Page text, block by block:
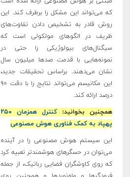
که می‌تواند این مشکل را برطرف کند. این
روش قادر به تشخیص دادن تفاوت‌های
ظریف در الگوهای مولکولی است که
سیگنال‌های بیولوژیکی را حتی در
نمونه‌هایی با قدمت صدها میلیون سال
نشان می‌دهند. براساس تحقیقات جدید،
این مکانیسم می‌تواند نتایج را با دقت ۹۰
درصد ارائه کند.
همچنین بخوانید:
کنترل همزمان ۲۵۰
پهپاد به کمک فناوری هوش مصنوعی
این سیستم هوش مصنوعی را در آینده
می‌توان در حسگرهای هوشمندتر تعبیه کرد
که روی کاوشگران فضایی رباتیک، از جمله